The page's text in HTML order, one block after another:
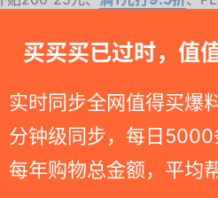
买买买已过时，值
实时同步全网值得买爆
分钟级同步，每日5000
每年购物总金额，平均
您点到京东商品网页看到标价还是原价
时间得到内部特价；点此领取隐藏优惠